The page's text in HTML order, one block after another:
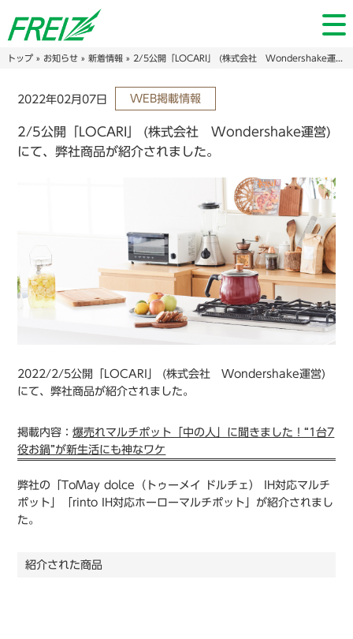
トップ» お知らせ» 新着情報» 2/5公開「LOCARI」 (株式会社 Wondershake運営)にて、弊社商品が紹介されました。
2022年02月07日 WEB掲載情報
2/5公開「LOCARI」 (株式会社 Wondershake運営)
にて、弊社商品が紹介されました。
2022/2/5公開「LOCARI」 (株式会社 Wondershake運営)
にて、弊社商品が紹介されました。
掲載内容：爆売れマルチポット「中の人」に聞きました！“1台7
役お鍋”が新生活にも神なワケ
弊社の「ToMay dolce（トゥーメイ ドルチェ） IH対応マルチ
ポット」「rinto IH対応ホーローマルチポット」が紹介されまし
た。
紹介された商品